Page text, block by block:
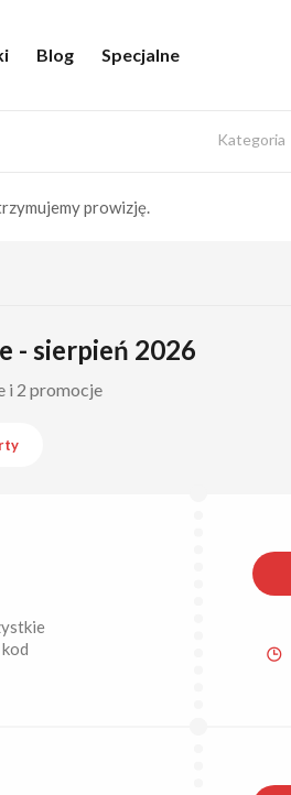
Blog Specjalne
prowizję.
- sierpień 2026
i 2 promocje